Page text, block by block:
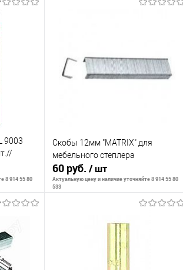
9003
8 914 55 80
Скобы 12мм "MATRIX" для
мебельного степлера
60 руб. / шт
Актуальную цену и наличие уточняйте 8 914 55 80
533
В корзину
К сравнению